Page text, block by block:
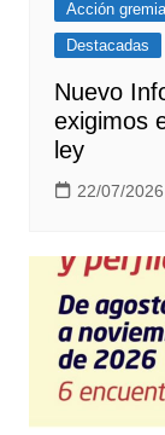
Acción
Destacadas
Nuevo
exigimos
ley
22/07/2026